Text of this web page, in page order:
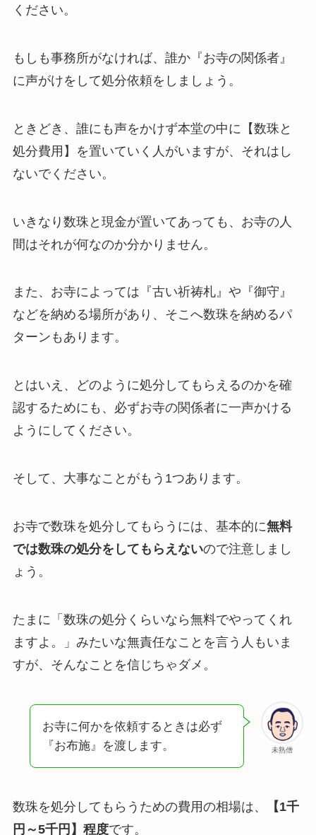
ください。
もしも事務所がなければ、誰か『お寺の関係者』
に声がけをして処分依頼をしましょう。
ときどき、誰にも声をかけず本堂の中に【数珠と
処分費用】を置いていく人がいますが、それはし
ないでください。
いきなり数珠と現金が置いてあっても、お寺の人
間はそれが何なのか分かりません。
また、お寺によっては『古い祈祷札』や『御守』
などを納める場所があり、そこへ数珠を納めるパ
ターンもあります。
とはいえ、どのように処分してもらえるのかを確
認するためにも、必ずお寺の関係者に一声かける
ようにしてください。
そして、大事なことがもう1つあります。
お寺で数珠を処分してもらうには、基本的に無料
では数珠の処分をしてもらえないので注意しまし
ょう。
たまに「数珠の処分くらいなら無料でやってくれ
ますよ。」みたいな無責任なことを言う人もいま
すが、そんなことを信じちゃダメ。
未熟僧
お寺に何かを依頼するときは必ず
『お布施』を渡します。
数珠を処分してもらうための費用の相場は、
【1千
円～5千円】程度です。